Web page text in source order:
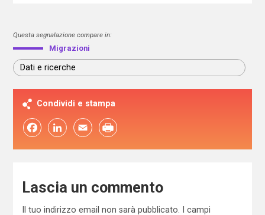
Questa segnalazione compare in:
Migrazioni
Dati e ricerche
Condividi e stampa
FacebookLinkedIn Email
Lascia un commento
Il tuo indirizzo email non sarà pubblicato.
I campi